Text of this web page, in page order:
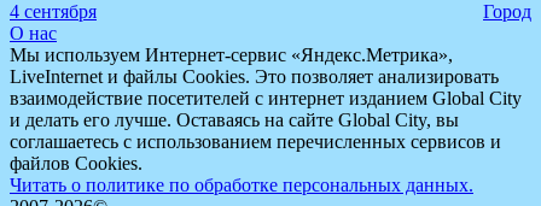
4 сентября
Город
О нас
Мы используем Интернет-сервис «Яндекс.Метрика»,
LiveInternet и файлы Cookies. Это позволяет анализировать
взаимодействие посетителей с интернет изданием Global City
и делать его лучше. Оставаясь на сайте Global City, вы
соглашаетесь с использованием перечисленных сервисов и
файлов Cookies.
Читать о политике по обработке персональных данных.